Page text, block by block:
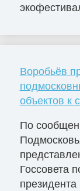
Воробьёв
объектов к
По
Госсовета
президента